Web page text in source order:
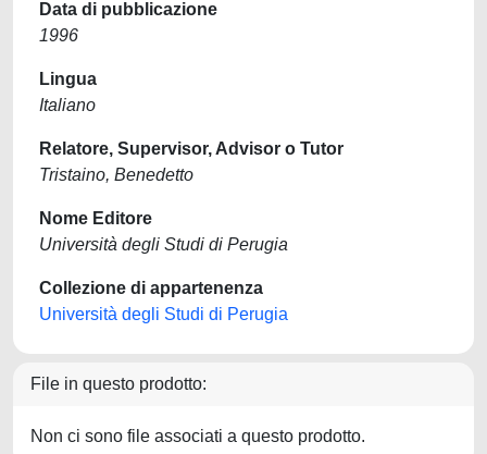
Data di pubblicazione
1996
Lingua
Italiano
Relatore, Supervisor, Advisor o Tutor
Tristaino, Benedetto
Nome Editore
Università degli Studi di Perugia
Collezione di appartenenza
Università degli Studi di Perugia
File in questo prodotto:
Non ci sono file associati a questo prodotto.